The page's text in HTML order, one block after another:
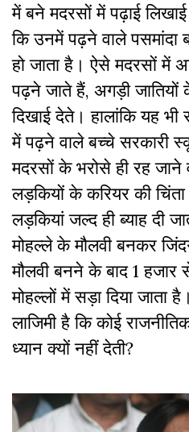
में बने मदरसों में पढ़ाई
कि उनमें पढ़ने वाले पसमांदा
हो जाता है। ऐसे मदरसों में
पढ़ने जाते हैं, अगड़ी जातियों
दिखाई देते। हालांकि यह
में पढ़ने वाले बच्चे सरकारी
मदरसों के भरोसे ही रह
लड़कियों के करियर की
लड़कियां जल्द ही ब्याह दी
मोहल्ले के मौलवी बनकर
मौलवी बनने के बाद 1
मोहल्लों में सड़ा दिया
लाजिमी है कि कोई
ध्यान क्यों नहीं देती?